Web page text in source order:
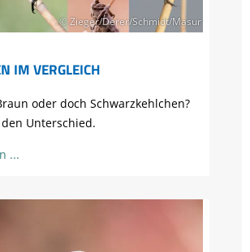
© Zieger/Derer/Schmidt/Masur
IM VERGLEICH
oder doch Schwarzkehlchen?
Unterschied.